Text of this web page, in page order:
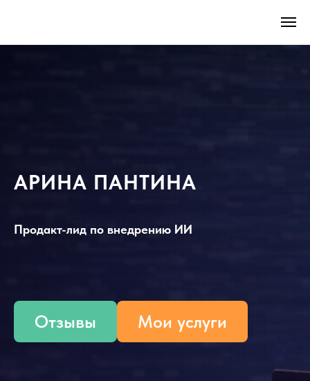
АРИНА ПАНТИНА
Продакт-лид по внедрению ИИ
Отзывы Мои услуги